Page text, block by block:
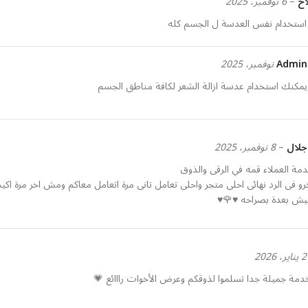
نفس العدسة ل الجسم كله
Admin
استخدام عدسة ازالة الشعر لكافة مناطق الجسم
–8 نوفمبر، 2025
العملاء قمه في الرقى والذوق
فى الرد نهائى احلى متجر واحلى تعامل تانى مرة اتعامل معاكم ومش اخر مرة
بعدة بصراحه ♥️🌹♥️
2026
جميلة جدا تسلموا لذوقكم وعرض الأخوات رااائع 💗